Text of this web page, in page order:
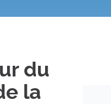
du
la